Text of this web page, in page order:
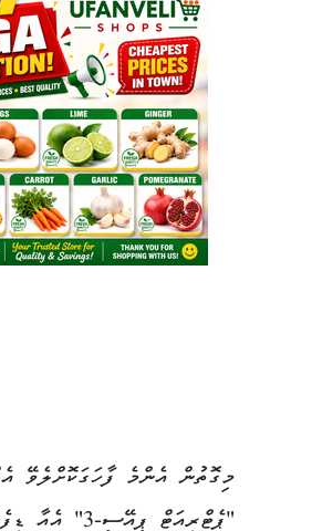
މިގޮތުން އެންމެ ފާހަގަކޮށްލެވޭ
"ޕެޓްރިއަޓް